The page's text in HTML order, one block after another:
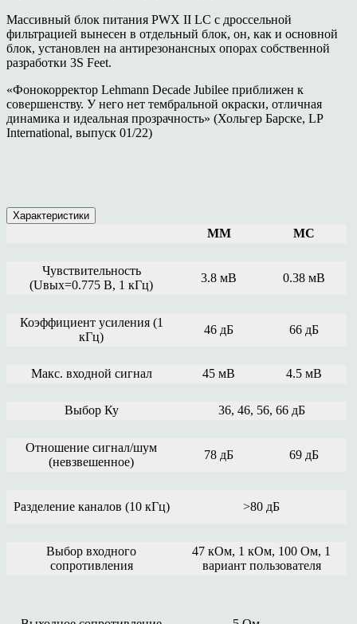
Массивный блок питания PWX II LC с дроссельной
фильтрацией вынесен в отдельный блок, он, как и основной
блок, установлен на антирезонансных опорах собственной
разработки 3S Feet.
«Фонокорректор Lehmann Decade Jubilee приближен к
совершенству. У него нет тембральной окраски, отличная
динамика и идеальная прозрачность» (Хольгер Барске, LP
International, выпуск 01/22)
Характеристики
MM MC
Чувствительность
(Uвых=0.775 В, 1 кГц)
3.8 мВ 0.38 мВ
Коэффициент усиления (1
кГц)
46 дБ 66 дБ
Макс. входной сигнал 45 мВ 4.5 мВ
Выбор Ку 36, 46, 56, 66 дБ
Отношение сигнал/шум
(невзвешенное)
78 дБ 69 дБ
Разделение каналов (10 кГц) >80 дБ
Выбор входного
сопротивления
47 кОм, 1 кОм, 100 Ом, 1
вариант пользователя